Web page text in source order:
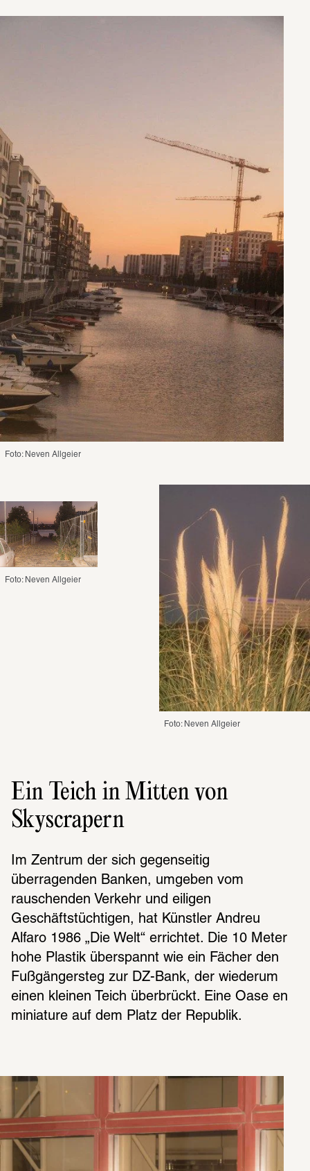
Foto: Neven Allgeier
Foto: Neven Allgeier
Foto: Neven Allgeier
Ein Teich in Mitten von
Skyscrapern
Im Zentrum der sich gegenseitig
überragenden Banken, umgeben vom
rauschenden Verkehr und eiligen
Geschäftstüchtigen, hat Künstler Andreu
Alfaro 1986 „Die Welt“ errichtet. Die 10 Meter
hohe Plastik überspannt wie ein Fächer den
Fußgängersteg zur DZ-Bank, der wiederum
einen kleinen Teich überbrückt. Eine Oase en
miniature auf dem Platz der Republik.